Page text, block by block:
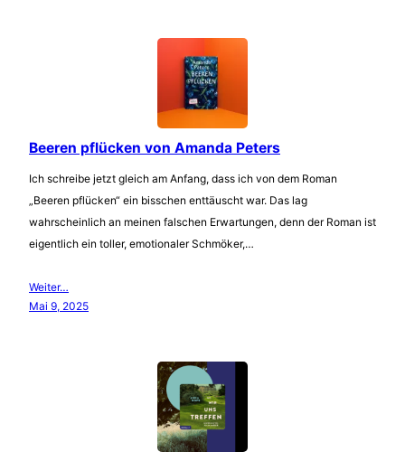
Beeren pflücken von Amanda Peters
Ich schreibe jetzt gleich am Anfang, dass ich von dem Roman
„Beeren pflücken“ ein bisschen enttäuscht war. Das lag
wahrscheinlich an meinen falschen Erwartungen, denn der Roman ist
eigentlich ein toller, emotionaler Schmöker,…
Weiter…
Mai 9, 2025